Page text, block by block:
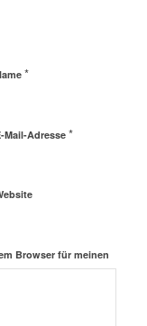
*
Mail-Adresse *
Browser für meinen